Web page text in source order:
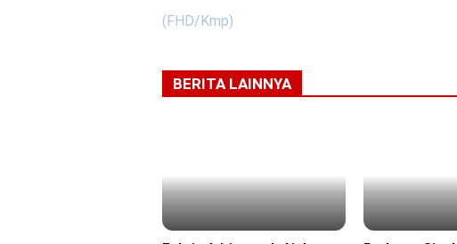
(FHD/Kmp)
BERITA LAINNYA